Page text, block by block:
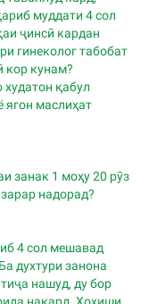
муддати 4 сол
ҷинсӣ кардан
гинеколог табобат
кор кунам?
қабул
ягон маслиҳат
занак 1 моҳу 20 рӯз
надорад?
4 сол мешавад
духтури занона
нашуд, ду бор